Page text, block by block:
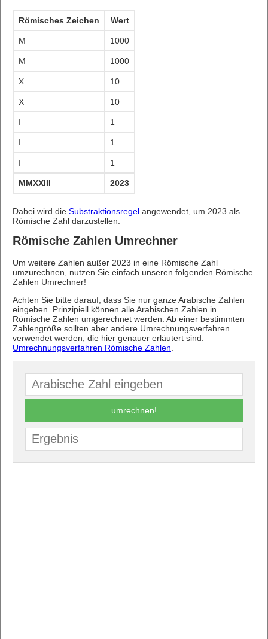
Römisches Zeichen Wert
M 1000
M 1000
X 10
X 10
I 1
I 1
I 1
MMXXIII 2023
Dabei wird die Substraktionsregel angewendet, um 2023 als
Römische Zahl darzustellen.
Römische Zahlen Umrechner
Um weitere Zahlen außer 2023 in eine Römische Zahl
umzurechnen, nutzen Sie einfach unseren folgenden Römische
Zahlen Umrechner!
Achten Sie bitte darauf, dass Sie nur ganze Arabische Zahlen
eingeben. Prinzipiell können alle Arabischen Zahlen in
Römische Zahlen umgerechnet werden. Ab einer bestimmten
Zahlengröße sollten aber andere Umrechnungsverfahren
verwendet werden, die hier genauer erläutert sind:
Umrechnungsverfahren Römische Zahlen
umrechnen!